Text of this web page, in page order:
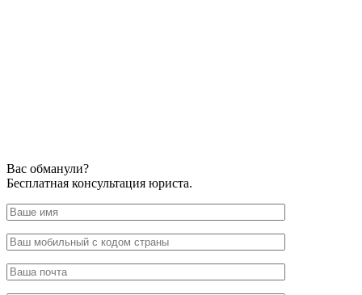
Вас обманули?
Бесплатная консультация юриста.